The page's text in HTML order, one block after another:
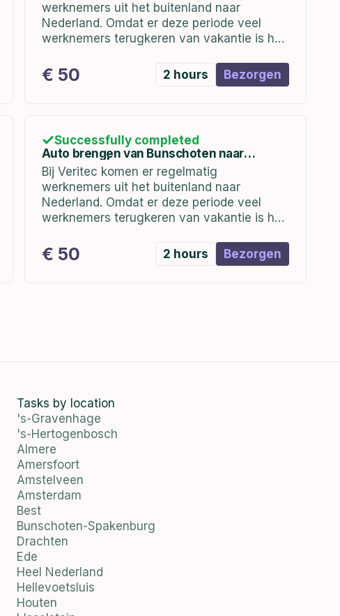
werknemers uit het buitenland naar
Nederland. Omdat er deze periode veel
werknemers terugkeren van vakantie is het
auto bij terugkomst.
€ 50 2 hours Bezorgen
Successfully completed
Auto brengen van Bunschoten naar
Hoofddorp | In week 1 (02 t/m 06 januari)
Bij Veritec komen er regelmatig
werknemers uit het buitenland naar
Nederland. Omdat er deze periode veel
werknemers terugkeren van vakantie is het
auto bij terugkomst. de auto's staan bij ons
kantoor in Bunschoten...
€ 50 2 hours Bezorgen
Tasks by location
's-Gravenhage
's-Hertogenbosch
Almere
Amersfoort
Amstelveen
Amsterdam
Best
Bunschoten-Spakenburg
Drachten
Ede
Heel Nederland
Hellevoetsluis
Houten